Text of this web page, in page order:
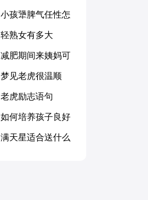
的
小孩犟脾气任性怎
么办
轻熟女有多大
减肥期间来姨妈可
以正常吃饭吗
梦见老虎很温顺
老虎励志语句
如何培养孩子良好
心理素质
满天星适合送什么